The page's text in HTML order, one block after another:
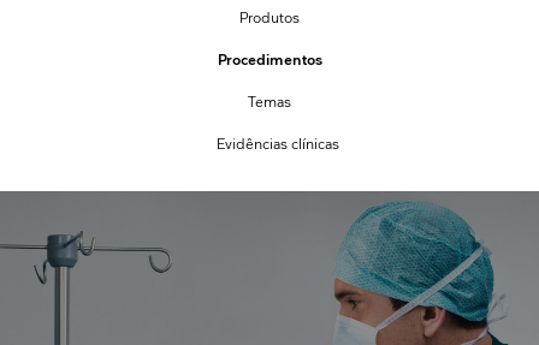
Produtos
Procedimentos
Temas
Evidências clínicas